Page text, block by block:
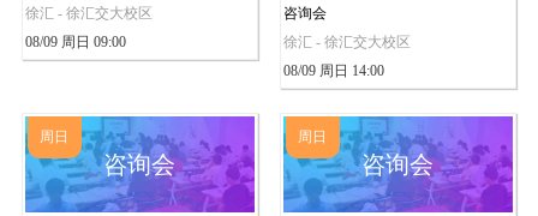
徐汇 - 徐汇交大校区
08/09 周日 09:00
咨询会
徐汇 - 徐汇交大校区
08/09 周日 14:00
咨询会
周日
咨询会
周日